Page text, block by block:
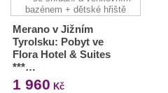
Merano v Jižním
Tyrolsku: Pobyt ve
Flora Hotel & Suites
***…
1 960 Kč